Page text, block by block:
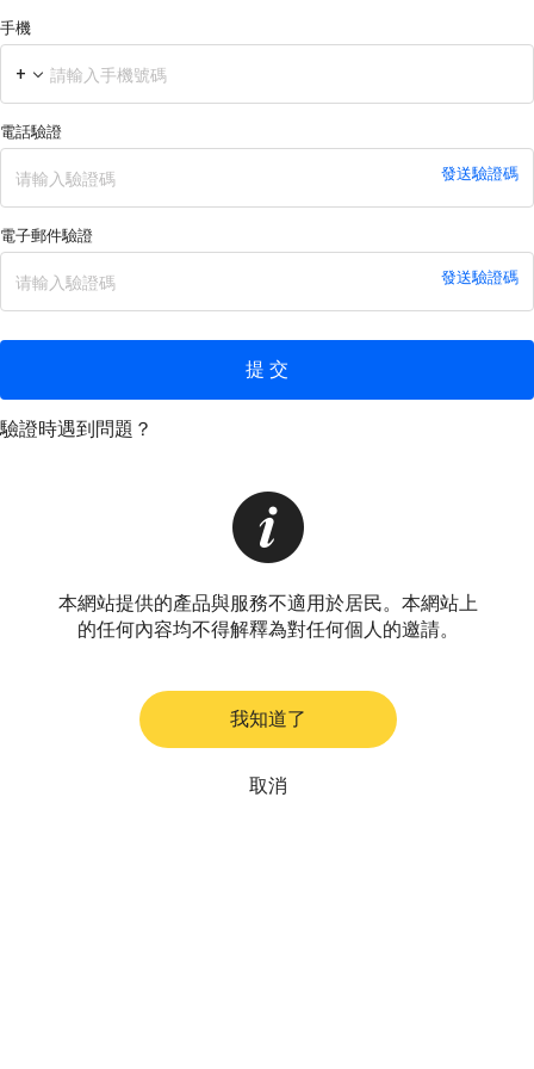
手機
+
電話驗證
發送驗證碼
電子郵件驗證
發送驗證碼
提 交
驗證時遇到問題？
本網站提供的產品與服務不適用於居民。本網站上
的任何內容均不得解釋為對任何個人的邀請。
我知道了
取消